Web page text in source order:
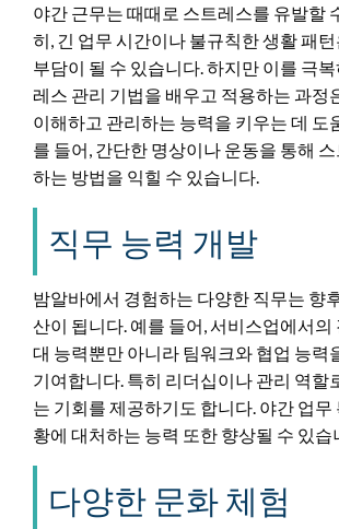
야간 근무는 때때로 스트레스를 유발할
히, 긴 업무 시간이나 불규칙한 생활 패
부담이 될 수 있습니다. 하지만 이를 극
레스 관리 기법을 배우고 적용하는 과정
이해하고 관리하는 능력을 키우는 데 도
를 들어, 간단한 명상이나 운동을 통해
하는 방법을 익힐 수 있습니다.
직무 능력 개발
밤알바에서 경험하는 다양한 직무는 향
산이 됩니다. 예를 들어, 서비스업에서의
대 능력뿐만 아니라 팀워크와 협업 능력
기여합니다. 특히 리더십이나 관리 역할
는 기회를 제공하기도 합니다. 야간 업무
황에 대처하는 능력 또한 향상될 수 있습
다양한 문화 체험